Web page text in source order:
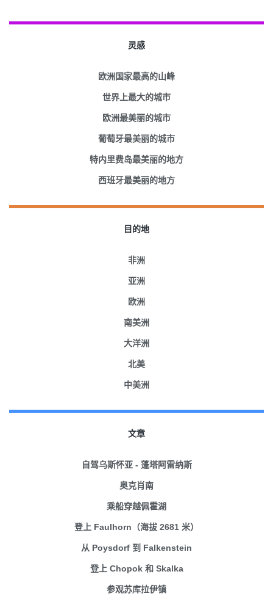
灵感
欧洲国家最高的山峰
世界上最大的城市
欧洲最美丽的城市
葡萄牙最美丽的城市
特内里费岛最美丽的地方
西班牙最美丽的地方
目的地
非洲
亚洲
欧洲
南美洲
大洋洲
北美
中美洲
文章
自驾乌斯怀亚 - 蓬塔阿雷纳斯
奥克肖南
乘船穿越佩霍湖
登上 Faulhorn（海拔 2681 米）
从 Poysdorf 到 Falkenstein
登上 Chopok 和 Skalka
参观苏库拉伊镇